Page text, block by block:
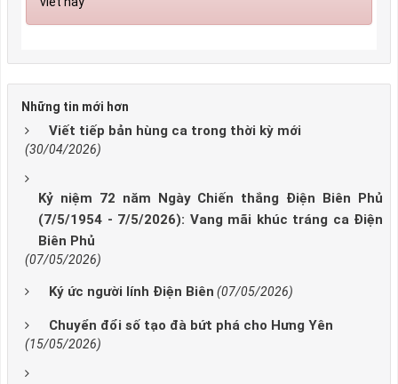
Những tin mới hơn
Viết tiếp bản hùng ca trong thời kỳ mới
(30/04/2026)
Kỷ niệm 72 năm Ngày Chiến thắng Điện Biên Phủ
(7/5/1954 - 7/5/2026): Vang mãi khúc tráng ca Điện
Biên Phủ
(07/05/2026)
Ký ức người lính Điện Biên (07/05/2026)
Chuyển đổi số tạo đà bứt phá cho Hưng Yên
(15/05/2026)